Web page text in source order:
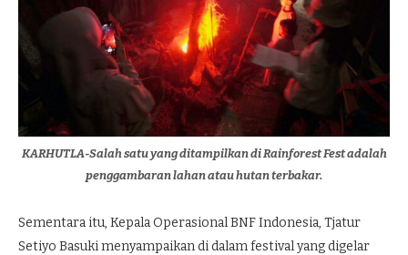
KARHUTLA-Salah satu yang ditampilkan di Rainforest Fest adalah
penggambaran lahan atau hutan terbakar.
Sementara itu, Kepala Operasional BNF Indonesia, Tjatur
Setiyo Basuki menyampaikan di dalam festival yang digelar